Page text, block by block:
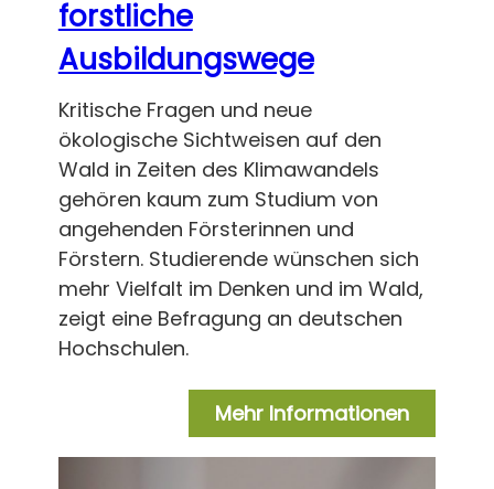
forstliche
Ausbildungswege
Kritische Fragen und neue
ökologische Sichtweisen auf den
Wald in Zeiten des Klimawandels
gehören kaum zum Studium von
angehenden Försterinnen und
Förstern. Studierende wünschen sich
mehr Vielfalt im Denken und im Wald,
zeigt eine Befragung an deutschen
Hochschulen.
Mehr Informationen